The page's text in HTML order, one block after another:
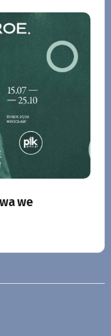
we